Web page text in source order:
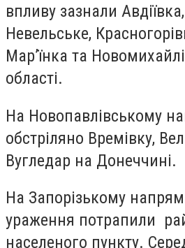
впливу зазнали
Невельське,
Мар’їнка та
області.
На Новопавлівському
обстріляно Времівку,
Вугледар на Донеччині.
На Запорізькому
ураження потрапили
населеного пункту.